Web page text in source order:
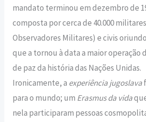
mandato terminou em dezembro de
composta por cerca de 40.000
Observadores Militares) e civis
que a tornou à data a maior operação
de paz da história das Nações Unidas.
Ironicamente, a experiência jugoslava
para o mundo; um Erasmus da vida
nela participaram pessoas